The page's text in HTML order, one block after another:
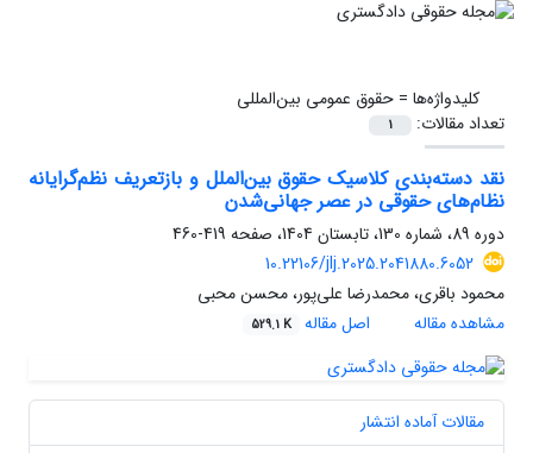
کلیدواژه‌ها =حقوق عمومی بین‌المللی
تعداد مقالات:
1
نقد دسته‌بندی کلاسیک حقوق بین‌الملل و بازتعریف نظم‌گرایانه
نظام‌های حقوقی در عصر جهانی‌شدن
دوره 89، شماره 130، تابستان 1404، صفحه
419-460
10.22106/jlj.2025.2041880.6052
محمود باقری، محمدرضا علی‌پور، محسن محبی
مشاهده مقاله
اصل مقاله 529.1 K
مقالات آماده انتشار